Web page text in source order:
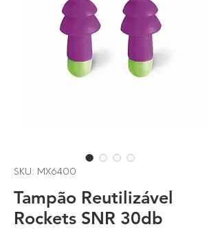
SKU: MX6400
Tampão Reutilizável
Rockets SNR 30db